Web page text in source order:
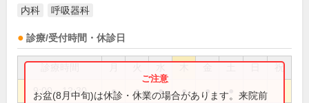
内科 呼吸器科
診療/受付時間・休診日
祝
9:00～12:30 ● ● ● ● ●
お盆(8月中旬)は休診・休業の場合があります。来院前